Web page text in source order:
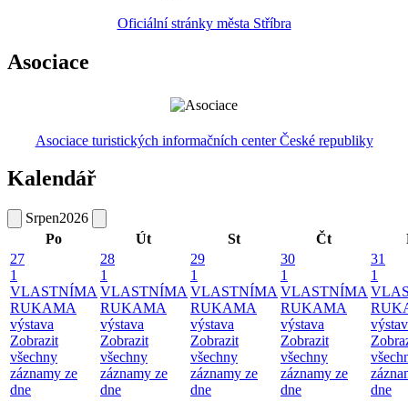
Oficiální stránky města Stříbra
Asociace
Asociace turistických informačních center České republiky
Kalendář
Srpen2026
Po
Út St Čt
27
1
VLASTNÍMA
RUKAMA
výstava
Zobrazit
všechny
záznamy ze
dne
28
1
VLASTNÍMA
RUKAMA
výstava
Zobrazit
všechny
záznamy ze
dne
29
1
VLASTNÍMA
RUKAMA
výstava
Zobrazit
všechny
záznamy ze
dne
30
1
VLASTNÍMA
RUKAMA
výstava
Zobrazit
všechny
záznamy ze
dne
31
1
dne